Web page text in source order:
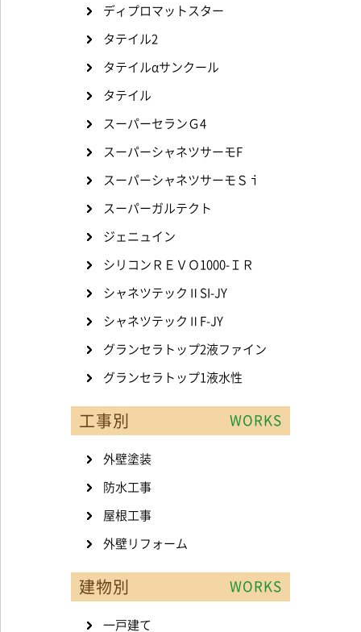
ディプロマットスター
タテイル2
タテイルαサンクール
タテイル
スーパーセランＧ4
スーパーシャネツサーモF
スーパーシャネツサーモＳｉ
スーパーガルテクト
ジェニュイン
シリコンＲＥＶＯ1000-ＩＲ
シャネツテックⅡSI-JY
シャネツテックⅡF-JY
グランセラトップ2液ファイン
グランセラトップ1液水性
工事別 WORKS
外壁塗装
防水工事
屋根工事
外壁リフォーム
建物別 WORKS
一戸建て